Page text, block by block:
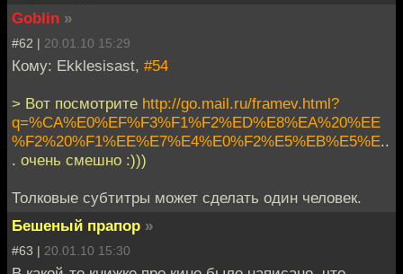
Goblin »
#62 | 20.01.10 15:29
Кому: Ekklesisast, #54
> Вот посмотрите http://go.mail.ru/framev.html?
q=%CA%E0%EF%F3%F1%F2%ED%E8%EA%20%EE
%F2%20%F1%EE%E7%E4%E0%F2%E5%EB%E5%E..
. очень смешно :)))
Толковые субтитры может сделать один человек.
Бешеный прапор »
#63 | 20.01.10 15:30